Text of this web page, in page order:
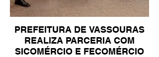
PREFEITURA DE VASSOURAS
REALIZA PARCERIA COM
SICOMÉRCIO E FECOMÉRCIO